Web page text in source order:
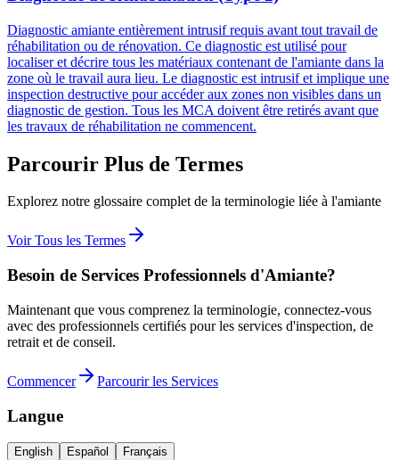
Diagnostic amiante entièrement intrusif requis avant tout travail de
réhabilitation ou de rénovation. Ce diagnostic est utilisé pour
localiser et décrire tous les matériaux contenant de l'amiante dans la
zone où le travail aura lieu. Le diagnostic est intrusif et implique une
inspection destructive pour accéder aux zones non visibles dans un
diagnostic de gestion. Tous les MCA doivent être retirés avant que
les travaux de réhabilitation ne commencent.
Parcourir Plus de Termes
Explorez notre glossaire complet de la terminologie liée à l'amiante
Voir Tous les Termes
Besoin de Services Professionnels d'Amiante?
Maintenant que vous comprenez la terminologie, connectez-vous
avec des professionnels certifiés pour les services d'inspection, de
retrait et de conseil.
Commencer Parcourir les Services
Langue
English Español Français